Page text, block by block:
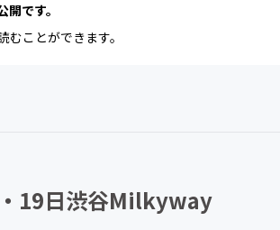
です。
ことができます。
・19日渋谷Milkyway